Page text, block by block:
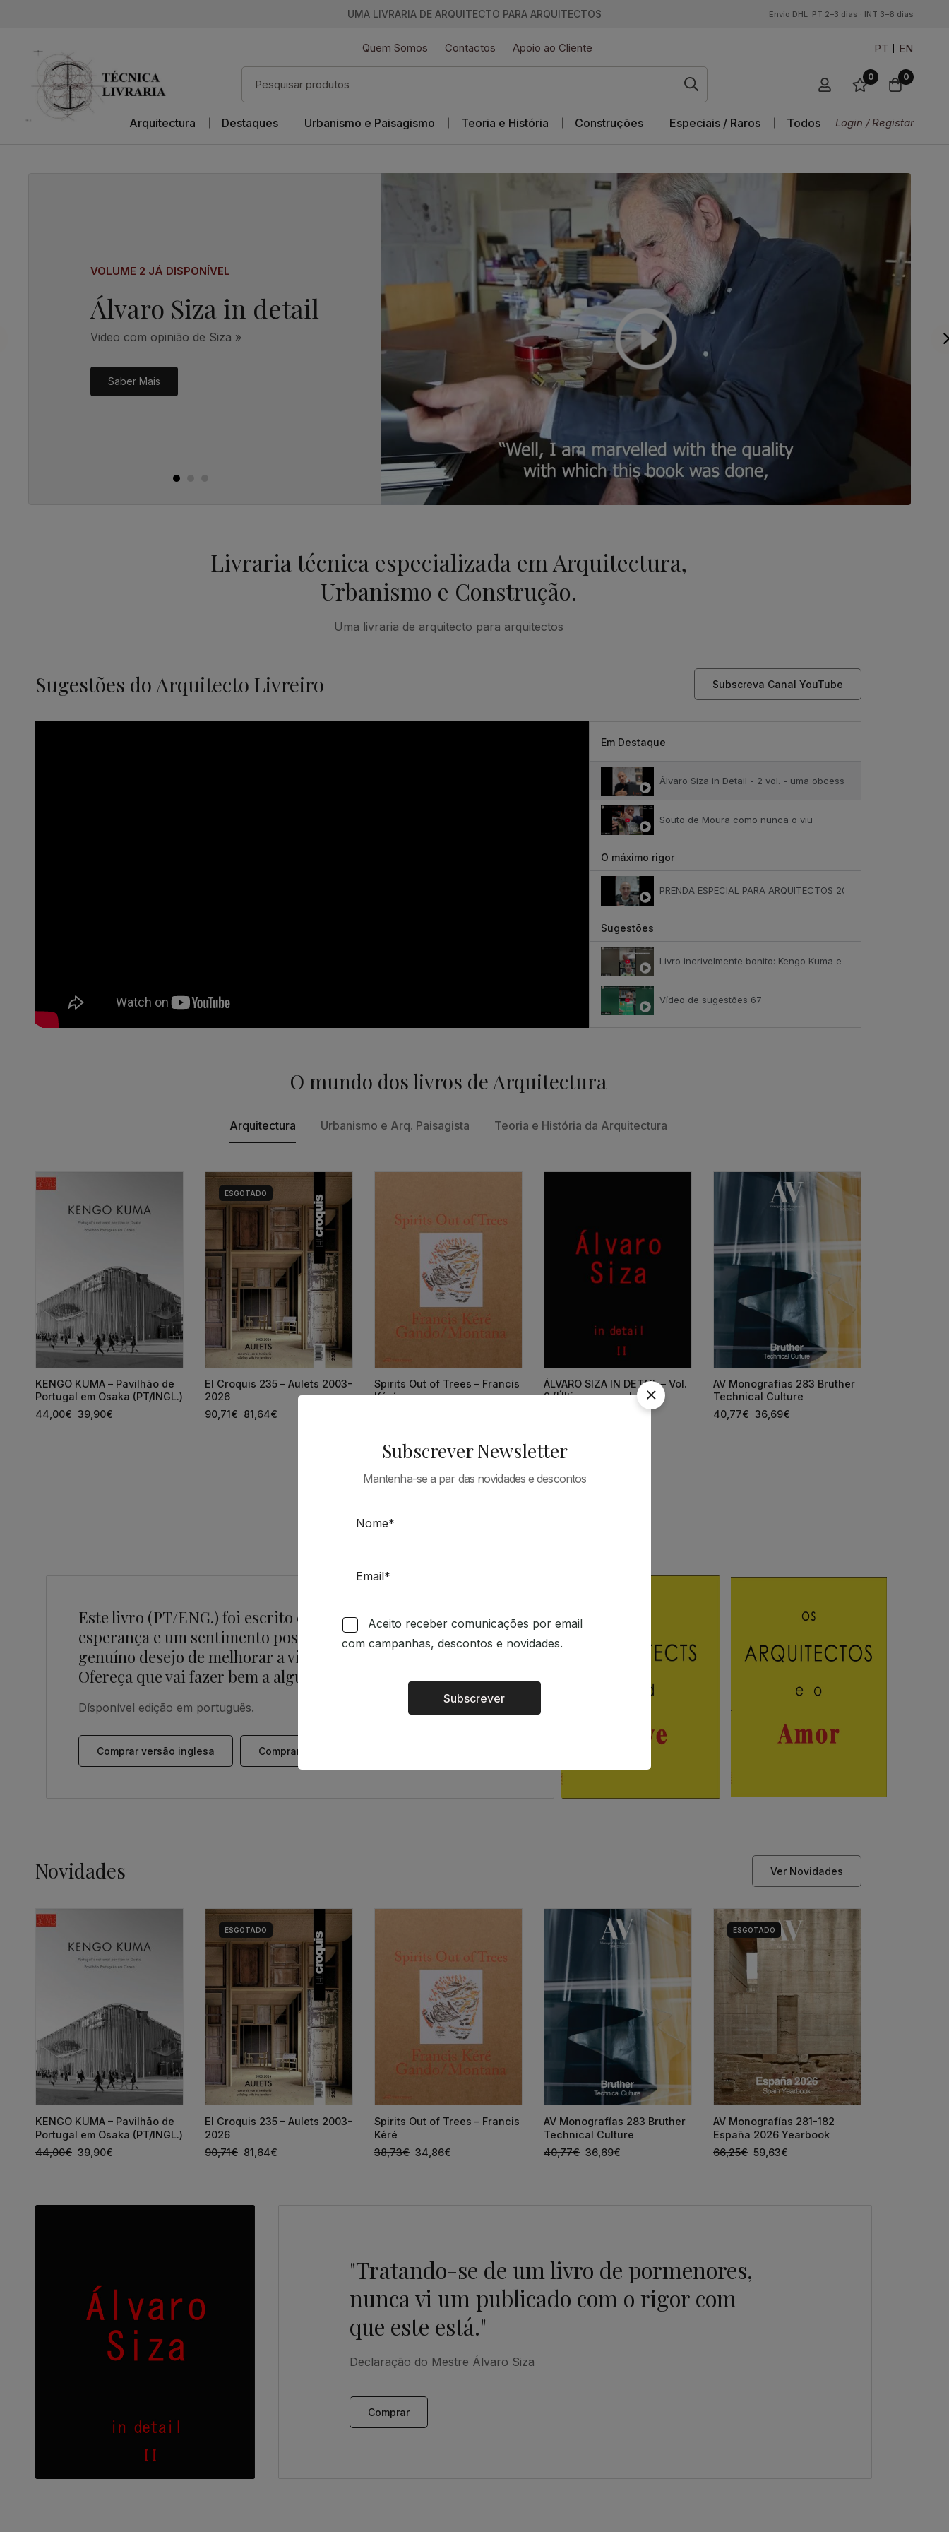
UMA LIVRARIA DE ARQUITECTO PARA ARQUITECTOS Envio DHL: PT 2–3 dias · INT 3–6 dias
Quem Somos Contactos Apoio ao Cliente PT EN
0 0
Arquitectura Destaques Urbanismo e Paisagismo Teoria e História Construções Especiais / Raros Todos Login / Registar
VOLUME 2 JÁ DISPONÍVEL
Álvaro Siza in detail
Video com opinião de Siza »
Saber Mais
Livraria técnica especializada em Arquitectura,
Urbanismo e Construção.
Uma livraria de arquitecto para arquitectos
Sugestões do Arquitecto Livreiro Subscreva Canal YouTube
Em Destaque
Álvaro Siza in Detail - 2 vol. - uma obcessão
Souto de Moura como nunca o viu
O máximo rigor
PRENDA ESPECIAL PARA ARQUITECTOS 2023
Sugestões
Livro incrivelmente bonito: Kengo Kuma e Portugal
Vídeo de sugestões 67
O mundo dos livros de Arquitectura
Arquitectura Urbanismo e Arq. Paisagista Teoria e História da Arquitectura
KENGO KUMA – Pavilhão de
Portugal em Osaka (PT/INGL.)
44,00€ 39,90€
ESGOTADO
El Croquis 235 – Aulets 2003-
2026
90,71€ 81,64€
Spirits Out of Trees – Francis
Kéré
ÁLVARO SIZA IN DETAIL – Vol.
2 (Últimos exemplares)
AV Monografías 283 Bruther
Technical Culture
40,77€ 36,69€
Tudo em Arquitectura
Este livro (PT/ENG.) foi escrito com a intenção de espalhar
esperança e um sentimento positivo a quem o ler. Existe um
genuíno desejo de melhorar a vida das pessoas.
Ofereça que vai fazer bem a alguém.
Dísponível edição em português.
Comprar versão inglesa Comprar versão portuguesa
Novidades Ver Novidades
KENGO KUMA – Pavilhão de
Portugal em Osaka (PT/INGL.)
44,00€ 39,90€
ESGOTADO
El Croquis 235 – Aulets 2003-
2026
90,71€ 81,64€
Spirits Out of Trees – Francis
Kéré
38,73€ 34,86€
AV Monografías 283 Bruther
Technical Culture
40,77€ 36,69€
ESGOTADO
AV Monografías 281-182
España 2026 Yearbook
66,25€ 59,63€
"Tratando-se de um livro de pormenores,
nunca vi um publicado com o rigor com
que este está."
Declaração do Mestre Álvaro Siza
Comprar
Subscrever Newsletter
Mantenha-se a par das novidades e descontos
Aceito receber comunicações por email
com campanhas, descontos e novidades.
Subscrever